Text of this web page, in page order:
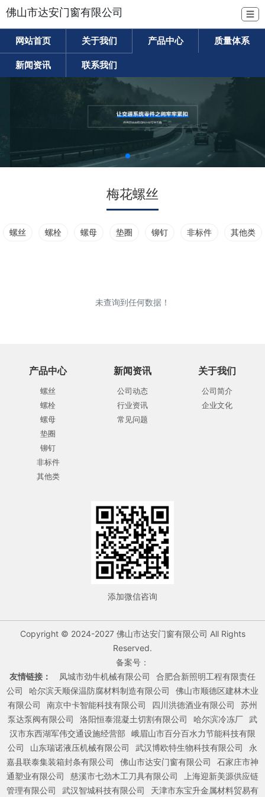
佛山市达安门窗有限公司 ☰
网站首页 关于我们 产品中心 质量体系
新闻资讯 联系我们
梅花螺丝
螺丝 螺栓 螺母 垫圈 铆钉 非标件 其他类
未查询到任何数据！
产品中心
螺丝
螺栓
螺母
垫圈
铆钉
非标件
其他类
新闻资讯
公司动态
行业资讯
常见问题
关于我们
公司简介
企业文化
添加微信咨询
Copyright © 2024-2027 佛山市达安门窗有限公司 All Rights
Reserved.
备案号：
友情链接：
凤城市劲牛机械有限公司
合肥合新照明工程有限责任
公司
哈尔滨天顺保温防腐材料制造有限公司
佛山市顺德区建林木业
有限公司
南京中卡智能科技有限公司 四川洪德酒业有限公司
苏州
泵达泵阀有限公司
洛阳恒泰混凝土切割有限公司 哈尔滨冷冻厂 武
汉市东西湖军伟交通设施经营部
峨眉山市百分百水力节能科技有限
公司
山东瑞诺液压机械有限公司 武汉博欧特生物科技有限公司
永
嘉县联泰集装箱封条有限公司
佛山市达安门窗有限公司
石家庄市神
通塑业有限公司
慈溪市七劲木工刀具有限公司
上海迎新美源供应链
管理有限公司
武汉智城科技有限公司 天津市东宝升金属材料贸易有